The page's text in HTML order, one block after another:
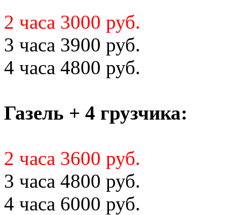
2 часа 3000 руб.
3 часа 3900 руб.
4 часа 4800 руб.
Газель + 4 грузчика:
2 часа 3600 руб.
3 часа 4800 руб.
4 часа 6000 руб.